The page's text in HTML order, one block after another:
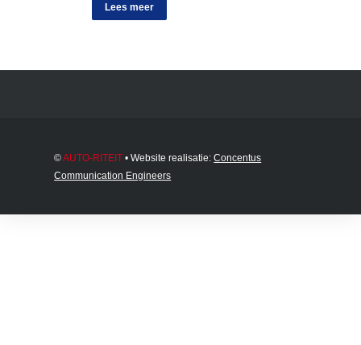
Lees meer
©AUTO-RITEIT • Website realisatie:Concentus
Communication Engineers